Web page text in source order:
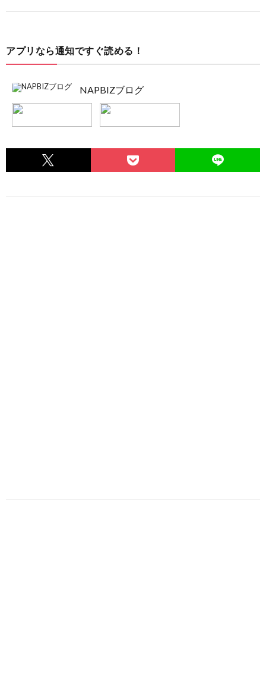
アプリなら通知ですぐ読める！
NAPBIZブログ